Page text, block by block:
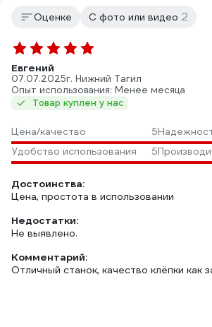
Оценке С фото или видео 2
Евгений
07.07.2025г. Нижний Тагил
Опыт использования: Менее месяца
Товар куплен у нас
Цена/качество 5
Удобство использования
5
Достоинства:
Цена, простота в использовании
Недостатки:
Не выявлено.
Комментарий:
Отличный станок, качество клёпки как